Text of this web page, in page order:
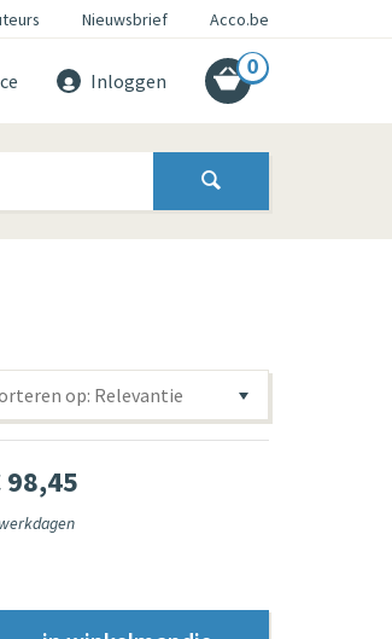
Nieuwsbrief Acco.be
Inloggen
0
op: Relevantie
98,45